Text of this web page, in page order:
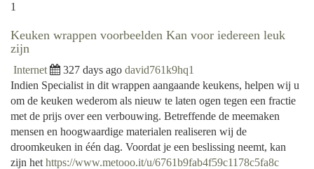
1
Keuken wrappen voorbeelden Kan voor iedereen leuk
zijn
Internet 327 days ago david761k9hq1
Indien Specialist in dit wrappen aangaande keukens, helpen wij u
om de keuken wederom als nieuw te laten ogen tegen een fractie
met de prijs over een verbouwing. Betreffende de meemaken
mensen en hoogwaardige materialen realiseren wij de
droomkeuken in één dag. Voordat je een beslissing neemt, kan
zijn het https://www.metooo.it/u/6761b9fab4f59c1178c5fa8c